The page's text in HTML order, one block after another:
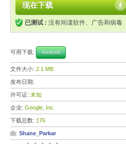
现在下载
已测试 : 没有间谍软件、广告和病毒
可用下载: Android
文件大小: 2.1 MB
发布日期:
许可证: 未知
企业: Google, Inc.
下载总数: 176
由: Shane_Parkar